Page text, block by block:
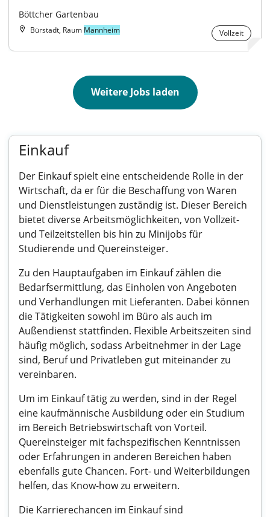
Böttcher Gartenbau
Bürstadt, Raum Mannheim Vollzeit
Weitere Jobs laden
Einkauf
Der Einkauf spielt eine entscheidende Rolle in der
Wirtschaft, da er für die Beschaffung von Waren
und Dienstleistungen zuständig ist. Dieser Bereich
bietet diverse Arbeitsmöglichkeiten, von Vollzeit-
und Teilzeitstellen bis hin zu Minijobs für
Studierende und Quereinsteiger.
Zu den Hauptaufgaben im Einkauf zählen die
Bedarfsermittlung, das Einholen von Angeboten
und Verhandlungen mit Lieferanten. Dabei können
die Tätigkeiten sowohl im Büro als auch im
Außendienst stattfinden. Flexible Arbeitszeiten sind
häufig möglich, sodass Arbeitnehmer in der Lage
sind, Beruf und Privatleben gut miteinander zu
vereinbaren.
Um im Einkauf tätig zu werden, sind in der Regel
eine kaufmännische Ausbildung oder ein Studium
im Bereich Betriebswirtschaft von Vorteil.
Quereinsteiger mit fachspezifischen Kenntnissen
oder Erfahrungen in anderen Bereichen haben
ebenfalls gute Chancen. Fort- und Weiterbildungen
helfen, das Know-how zu erweitern.
Die Karrierechancen im Einkauf sind